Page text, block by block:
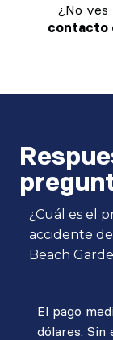
¿No
contacto
¿Cuál es el
accidente
Beach
El pago
dólares. Sin